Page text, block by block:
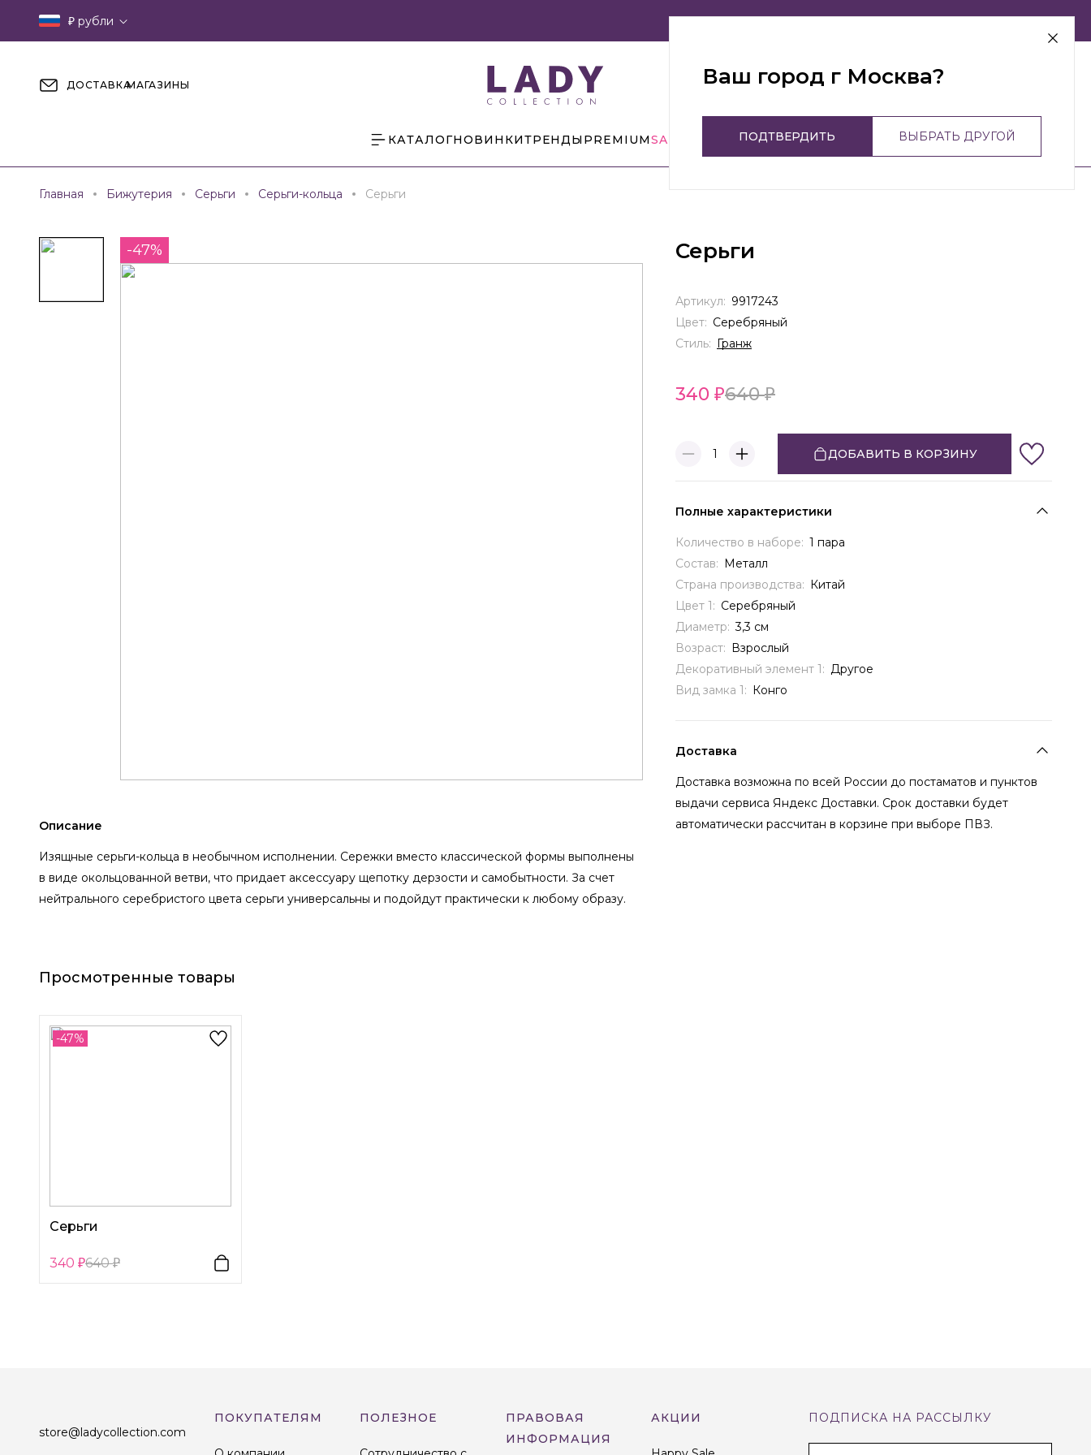
₽ рубли г Москва
ДОСТАВКАМАГАЗИНЫ
КАТАЛОГНОВИНКИТРЕНДЫ PREMIUMSALE
Главная Бижутерия Серьги Серьги-кольца Серьги
-47%
Описание
Изящные серьги-кольца в необычном исполнении. Сережки вместо классической формы выполнены
в виде окольцованной ветви, что придает аксессуару щепотку дерзости и самобытности. За счет
нейтрального серебристого цвета серьги универсальны и подойдут практически к любому образу.
Серьги
340 640
1 ДОБАВИТЬ В КОРЗИНУ
Артикул: 9917243
Цвет: Серебряный
Стиль: Гранж
Полные характеристики
Количество в наборе: 1 пара
Состав: Металл
Страна производства: Китай
Цвет 1: Серебряный
Диаметр: 3,3 см
Возраст: Взрослый
Декоративный элемент 1: Другое
Вид замка 1: Конго
Доставка
Доставка возможна по всей России до постаматов и пунктов
выдачи сервиса Яндекс Доставки. Срок доставки будет
автоматически рассчитан в корзине при выборе ПВЗ.
Просмотренные товары
-47%
Серьги
340 640
ПОДПИСКА НА РАССЫЛКУ
store@ladycollection.com
ПОКУПАТЕЛЯМ ПОЛЕЗНОЕ
ПРАВОВАЯ
ИНФОРМАЦИЯ
АКЦИИ
Ваш город г Москва?
ПОДТВЕРДИТЬ ВЫБРАТЬ ДРУГОЙ